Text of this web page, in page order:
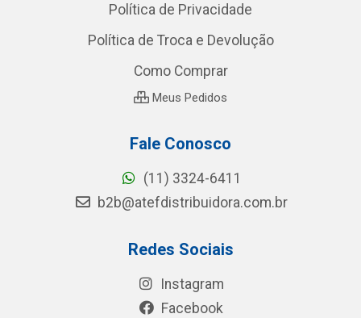
Política de Privacidade
Política de Troca e Devolução
Como Comprar
Meus Pedidos
Fale Conosco
(11) 3324-6411
b2b@atefdistribuidora.com.br
Redes Sociais
Instagram
Facebook